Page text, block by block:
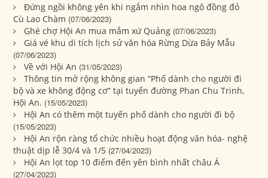
Đứng ngồi không yên khi ngắm nhìn hoa ngô đồng đỏ
Cù Lao Chàm (07/06/2023)
Ghé chợ Hội An mua mắm xứ Quảng (07/06/2023)
Giá vé khu di tích lịch sử văn hóa Rừng Dừa Bảy Mẫu
(07/06/2023)
Về với Hội An (31/05/2023)
Thông tin mở rộng không gian “Phố dành cho người đi
bộ và xe không động cơ” tại tuyến đường Phan Chu Trinh,
Hội An. (15/05/2023)
Hội An có thêm một tuyến phố dành cho người đi bộ
(15/05/2023)
Hội An rộn ràng tổ chức nhiều hoạt động văn hóa- nghệ
thuật dịp lễ 30/4 và 1/5 (27/04/2023)
Hội An lọt top 10 điểm đến yên bình nhất châu Á
(27/04/2023)